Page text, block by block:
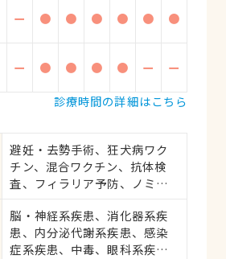
ー ● ● ● ● ● ●
ー ● ● ● ● ー
ー
診療時間の詳細はこちら
避妊・去勢手術、狂犬病ワク
チン、混合ワクチン、抗体検
査、フィラリア予防、ノミ・
応、健康診断、各種検査、外
科手術
脳・神経系疾患、消化器系疾
患、内分泌代謝系疾患、感染
症系疾患、中毒、眼科系疾